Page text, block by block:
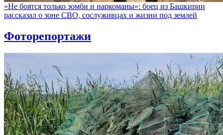
«Не боятся только зомби и наркоманы»: боец из Башкирии
рассказал о зоне СВО, сослуживцах и жизни под землей
Фоторепортажи